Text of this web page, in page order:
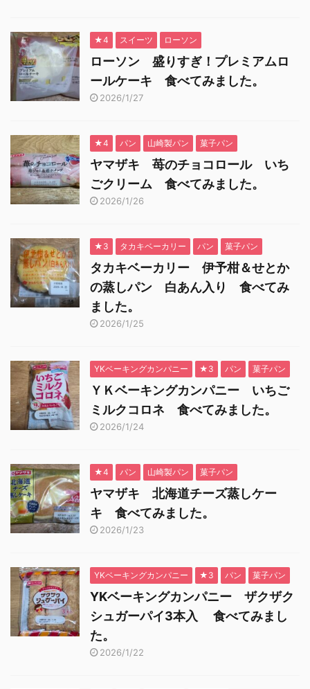
★4 スイーツ ローソン
ローソン 盛りすぎ！プレミアムロ
ールケーキ 食べてみました。
2026/1/27
★4 パン 山崎製パン 菓子パン
ヤマザキ 苺のチョコロール いち
ごクリーム 食べてみました。
2026/1/26
★3 タカキベーカリー パン 菓子パン
タカキベーカリー 伊予柑＆せとか
の蒸しパン 白あん入り 食べてみ
ました。
2026/1/25
YKベーキングカンパニー ★3 パン 菓子パン
ＹＫベーキングカンパニー いちご
ミルクコロネ 食べてみました。
2026/1/24
★4 パン 山崎製パン 菓子パン
ヤマザキ 北海道チーズ蒸しケー
キ 食べてみました。
2026/1/23
YKベーキングカンパニー ★3 パン 菓子パン
YKベーキングカンパニー ザクザク
シュガーパイ3本入 食べてみまし
た。
2026/1/22